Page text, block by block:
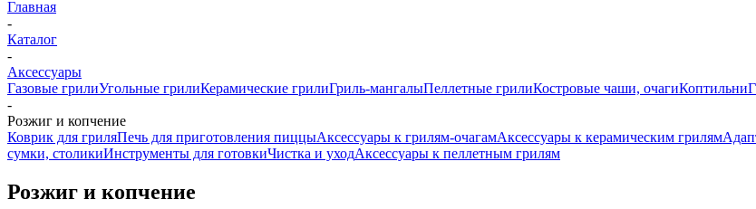
Главная
-
Каталог
-
Аксессуары
Газовые грилиУгольные грилиКерамические грилиГриль-мангалыПеллетные грилиКостровые чаши, очагиКоптильни
-
Розжиг и копчение
Коврик для гриляПечь для приготовления пиццыАксессуары к грилям-очагамАксессуары к керамическим грилям
сумки, столикиИнструменты для готовкиЧистка и уходАксессуары к пеллетным грилям
Розжиг и копчение